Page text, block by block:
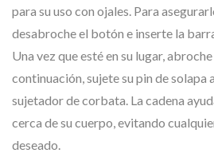
para su uso con ojales. Para
desabroche el botón e inserte la
Una vez que esté en su lugar,
continuación, sujete su pin de solapa
sujetador de corbata. La cadena
cerca de su cuerpo, evitando
deseado.